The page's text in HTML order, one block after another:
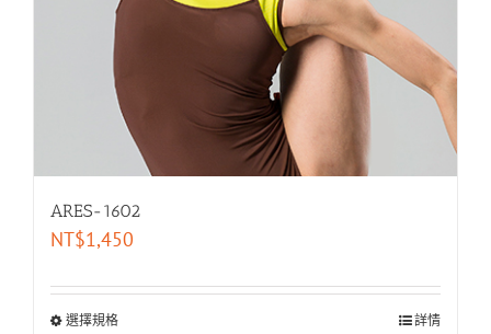
ARES-1602
NT$1,450
選擇規格 詳情